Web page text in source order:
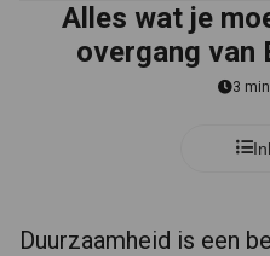
Alles wat je
overgang van
3 min
Duurzaamheid is een